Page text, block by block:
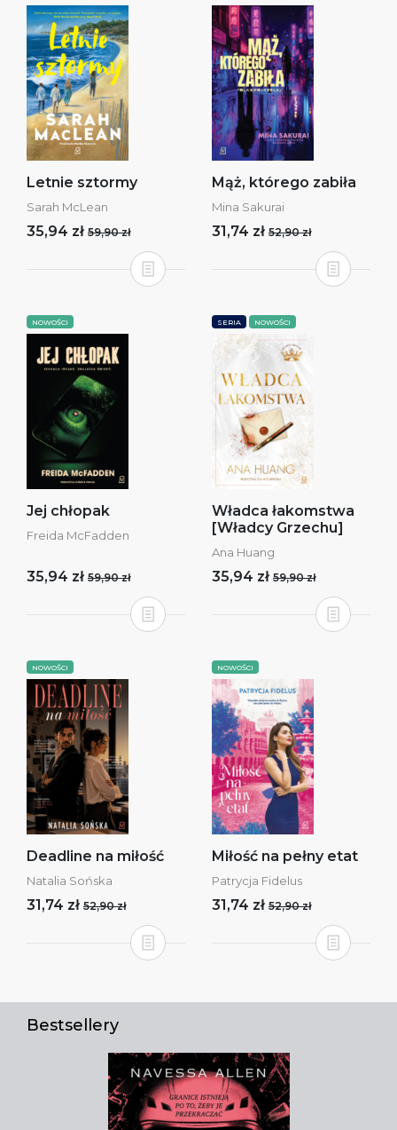
Letnie sztormy
Sarah McLean
35,94 zł 59,90 zł
Mąż, którego zabiła
Mina Sakurai
31,74 zł 52,90 zł
NOWOŚCI
Jej chłopak
Freida McFadden
35,94 zł 59,90 zł
SERIA NOWOŚCI
Władca łakomstwa
[Władcy Grzechu]
Ana Huang
35,94 zł 59,90 zł
NOWOŚCI
Deadline na miłość
Natalia Sońska
31,74 zł 52,90 zł
NOWOŚCI
Miłość na pełny etat
Patrycja Fidelus
31,74 zł 52,90 zł
Bestsellery